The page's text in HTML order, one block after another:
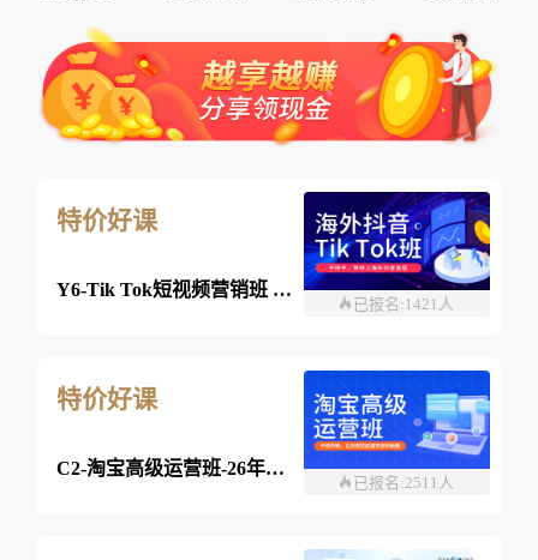
特价好课
Y6-Tik Tok短视频营销班 2026年8月03日 （线上）
已报名:1421人
特价好课
C2-淘宝高级运营班-26年8月03日（双师）
已报名:2511人